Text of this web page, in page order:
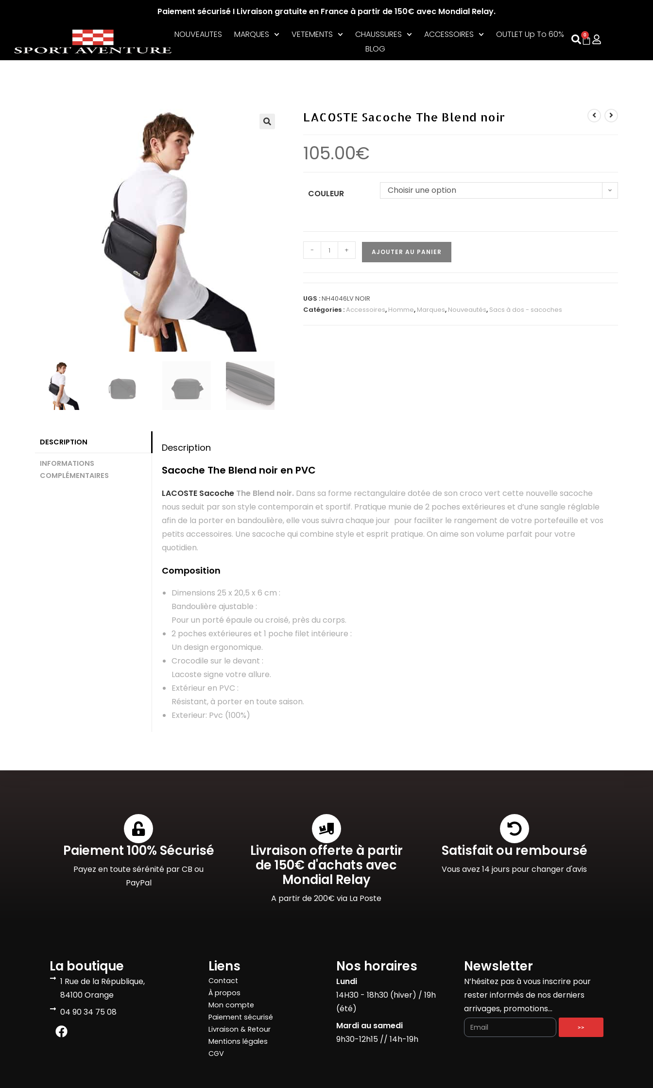
Paiement sécurisé I Livraison gratuite en France à partir de 150€ avec Mondial Relay.
NOUVEAUTES MARQUES VETEMENTS CHAUSSURES ACCESSOIRES
OUTLET Up To 60%
BLOG
0
LACOSTE Sacoche The Blend noir
105.00€
COULEUR Choisir une option
- + AJOUTER AU PANIER
UGS :NH4046LV NOIR
Catégories :Accessoires, Homme, Marques, Nouveautés, Sacs à dos - sacoches
DESCRIPTION
INFORMATIONS
COMPLÉMENTAIRES
Description
Sacoche The Blend noir en PVC
LACOSTE Sacoche The Blend noir. Dans sa forme rectangulaire dotée de son croco vert cette nouvelle sacoche
nous seduit par son style contemporain et sportif. Pratique munie de 2 poches extérieures et d’une sangle réglable
afin de la porter en bandoulière, elle vous suivra chaque jour pour faciliter le rangement de votre portefeuille et vos
petits accessoires. Une sacoche qui combine style et esprit pratique. On aime son volume parfait pour votre
quotidien.
Composition
Dimensions 25 x 20,5 x 6 cm :
Bandoulière ajustable :
Pour un porté épaule ou croisé, près du corps.
2 poches extérieures et 1 poche filet intérieure :
Un design ergonomique.
Crocodile sur le devant :
Lacoste signe votre allure.
Extérieur en PVC :
Résistant, à porter en toute saison.
Exterieur: Pvc (100%)
Paiement 100% Sécurisé
Payez en toute sérénité par CB ou
PayPal
Livraison offerte à partir
de 150€ d'achats avec
Mondial Relay
A partir de 200€ via La Poste
Satisfait ou remboursé
Vous avez 14 jours pour changer d'avis
La boutique
1 Rue de la République,
84100 Orange
04 90 34 75 08
Liens
Contact
À propos
Mon compte
Paiement sécurisé
Livraison & Retour
Mentions légales
CGV
Nos horaires
Lundi
14H30 - 18h30 (hiver) / 19h
(été)
Mardi au samedi
9h30-12h15 // 14h-19h
Newsletter
N’hésitez pas à vous inscrire pour
rester informés de nos derniers
arrivages, promotions…
>>